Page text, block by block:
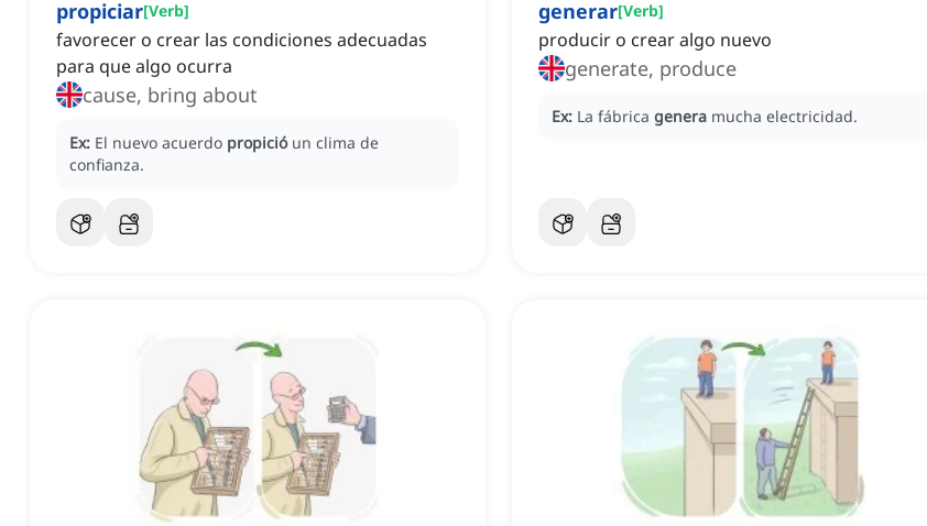
propiciar[Verb]
favorecer o crear las condiciones adecuadas
para que algo ocurra
cause, bring about
Ex: El nuevo acuerdo propició un clima de
confianza.
generar[Verb]
producir o crear algo nuevo
generate, produce
Ex: La fábrica genera mucha electricidad.